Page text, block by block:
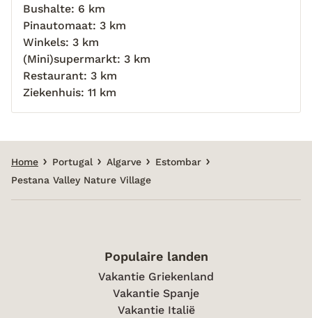
Bushalte: 6 km
Pinautomaat: 3 km
Winkels: 3 km
(Mini)supermarkt: 3 km
Restaurant: 3 km
Ziekenhuis: 11 km
Home Portugal Algarve
Estombar
Pestana Valley Nature Village
Populaire landen
Vakantie Griekenland
Vakantie Spanje
Vakantie Italië